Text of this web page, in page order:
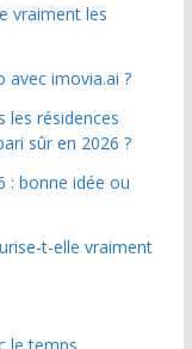
vraiment les
imovia.ai ?
les résidences
sûr en 2026 ?
: bonne idée ou
t-elle vraiment